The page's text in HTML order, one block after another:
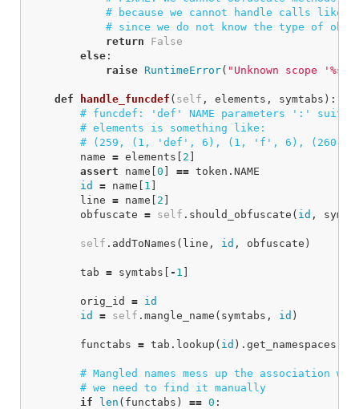
return
False
else :
raise RuntimeError( "Unknown scope
def handle_funcdef ( self , elements , symtabs ):
name = elements 2
assert
name 0 == token . NAME
id
= name 1
line = name 2
obfuscate = self . should_obfuscate ( id ,
self . addToNames ( line , id , obfuscate )
tab = symtabs - 1
orig_id = id
id
= self . mangle_name ( symtabs , id )
functabs = tab . lookup ( id ). get_namespaces
if
len ( functabs ) == 0 :